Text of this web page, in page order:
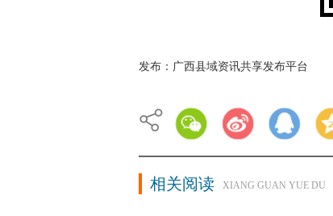
发布：广西县域资讯共享发布平台
相关阅读 XIANG GUAN YUE DU